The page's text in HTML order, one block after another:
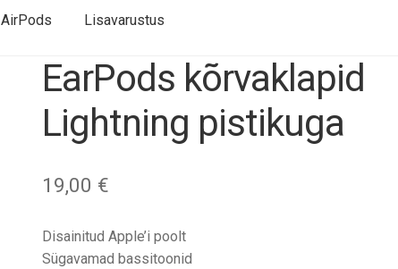
AirPods Lisavarustus
EarPods kõrvaklapid
Lightning pistikuga
19,00 €
Disainitud Apple’i poolt
Sügavamad bassitoonid